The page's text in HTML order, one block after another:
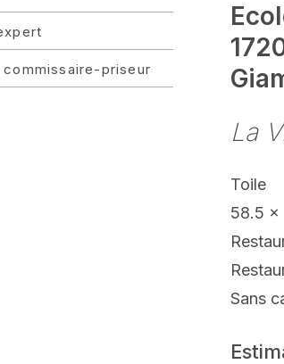
priseur
La
Toile
58.5 x
Sans